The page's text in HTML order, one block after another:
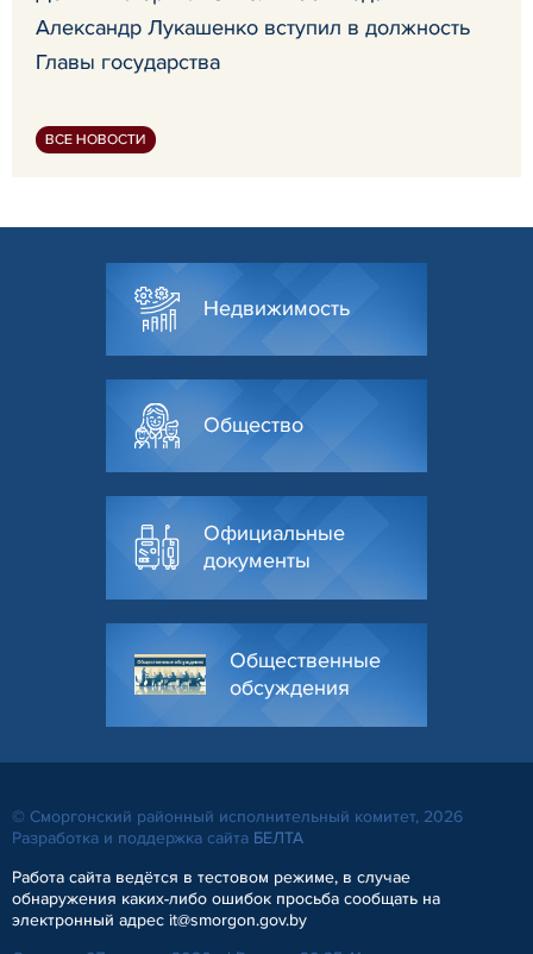
Александр Лукашенко вступил в должность
Главы государства
ВСЕ НОВОСТИ
Недвижимость
Общество
Официальные
документы
Общественные
обсуждения
© Сморгонский районный исполнительный комитет, 2026
Разработка и поддержка сайта БЕЛТА
Работа сайта ведётся в тестовом режиме, в случае
обнаружения каких-либо ошибок просьба сообщать на
электронный адрес it@smorgon.gov.by